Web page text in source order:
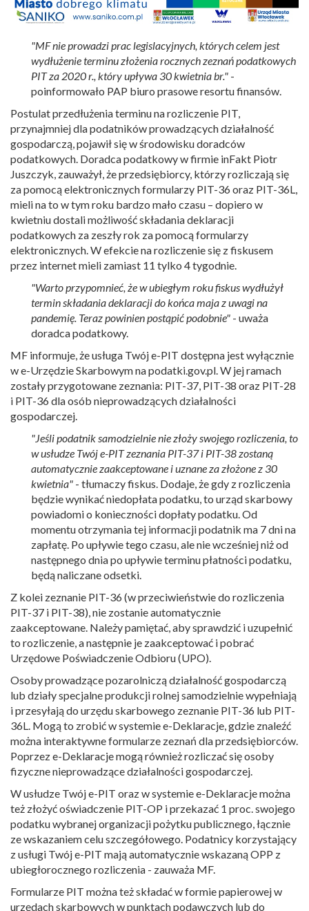
"MF nie prowadzi prac legislacyjnych, których celem jest
wydłużenie terminu złożenia rocznych zeznań podatkowych
PIT za 2020 r., który upływa 30 kwietnia br." -
poinformowało PAP biuro prasowe resortu finansów.
Postulat przedłużenia terminu na rozliczenie PIT,
przynajmniej dla podatników prowadzących działalność
gospodarczą, pojawił się w środowisku doradców
podatkowych. Doradca podatkowy w firmie inFakt Piotr
Juszczyk, zauważył, że przedsiębiorcy, którzy rozliczają się
za pomocą elektronicznych formularzy PIT-36 oraz PIT-36L,
mieli na to w tym roku bardzo mało czasu – dopiero w
kwietniu dostali możliwość składania deklaracji
podatkowych za zeszły rok za pomocą formularzy
elektronicznych. W efekcie na rozliczenie się z fiskusem
przez internet mieli zamiast 11 tylko 4 tygodnie.
"Warto przypomnieć, że w ubiegłym roku fiskus wydłużył
termin składania deklaracji do końca maja z uwagi na
pandemię. Teraz powinien postąpić podobnie" - uważa
doradca podatkowy.
MF informuje, że usługa Twój e-PIT dostępna jest wyłącznie
w e-Urzędzie Skarbowym na podatki.gov.pl. W jej ramach
zostały przygotowane zeznania: PIT-37, PIT-38 oraz PIT-28
i PIT-36 dla osób nieprowadzących działalności
gospodarczej.
"Jeśli podatnik samodzielnie nie złoży swojego rozliczenia, to
w usłudze Twój e-PIT zeznania PIT-37 i PIT-38 zostaną
automatycznie zaakceptowane i uznane za złożone z 30
kwietnia" - tłumaczy fiskus. Dodaje, że gdy z rozliczenia
będzie wynikać niedopłata podatku, to urząd skarbowy
powiadomi o konieczności dopłaty podatku. Od
momentu otrzymania tej informacji podatnik ma 7 dni na
zapłatę. Po upływie tego czasu, ale nie wcześniej niż od
następnego dnia po upływie terminu płatności podatku,
będą naliczane odsetki.
Z kolei zeznanie PIT-36 (w przeciwieństwie do rozliczenia
PIT-37 i PIT-38), nie zostanie automatycznie
zaakceptowane. Należy pamiętać, aby sprawdzić i uzupełnić
to rozliczenie, a następnie je zaakceptować i pobrać
Urzędowe Poświadczenie Odbioru (UPO).
Osoby prowadzące pozarolniczą działalność gospodarczą
lub działy specjalne produkcji rolnej samodzielnie wypełniają
i przesyłają do urzędu skarbowego zeznanie PIT-36 lub PIT-
36L. Mogą to zrobić w systemie e-Deklaracje, gdzie znaleźć
można interaktywne formularze zeznań dla przedsiębiorców.
Poprzez e-Deklaracje mogą również rozliczać się osoby
fizyczne nieprowadzące działalności gospodarczej.
W usłudze Twój e-PIT oraz w systemie e-Deklaracje można
też złożyć oświadczenie PIT-OP i przekazać 1 proc. swojego
podatku wybranej organizacji pożytku publicznego, łącznie
ze wskazaniem celu szczegółowego. Podatnicy korzystający
z usługi Twój e-PIT mają automatycznie wskazaną OPP z
ubiegłorocznego rozliczenia - zauważa MF.
Formularze PIT można też składać w formie papierowej w
urzędach skarbowych w punktach podawczych lub do